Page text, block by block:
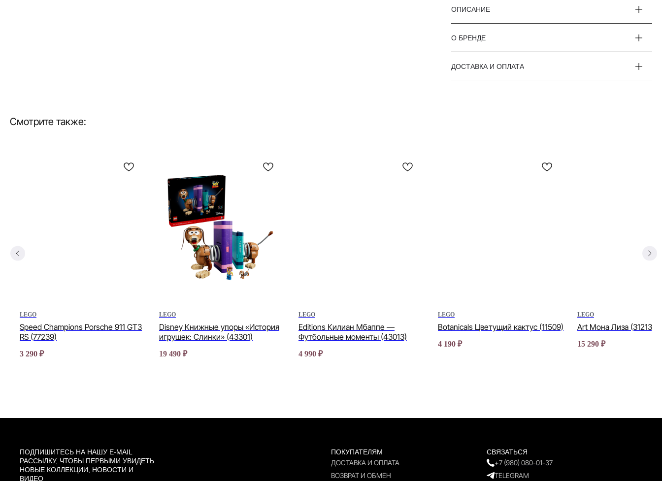
ОПИСАНИЕ
О БРЕНДЕ
ДОСТАВКА И ОПЛАТА
Смотрите также:
Speed Champions Porsche 911 GT3
RS (77239)
LEGO
3 290 ₽
Disney Книжные упоры «История
игрушек: Слинки» (43301)
LEGO
19 490 ₽
Editions Килиан Мбаппе —
Футбольные моменты (43013)
LEGO
4 990 ₽
Botanicals Цветущий кактус (11509)
LEGO
4 190 ₽
Art Мона Лиза (31213)
LEGO
15 290 ₽
ПОДПИШИТЕСЬ НА НАШУ E-MAIL
РАССЫЛКУ, ЧТОБЫ ПЕРВЫМИ УВИДЕТЬ
НОВЫЕ КОЛЛЕКЦИИ, НОВОСТИ И
ВИДЕО
ПОКУПАТЕЛЯМ
ДОСТАВКА И ОПЛАТА
ВОЗВРАТ И ОБМЕН
СВЯЗАТЬСЯ
+7 (980) 080-01-37
TELEGRAM